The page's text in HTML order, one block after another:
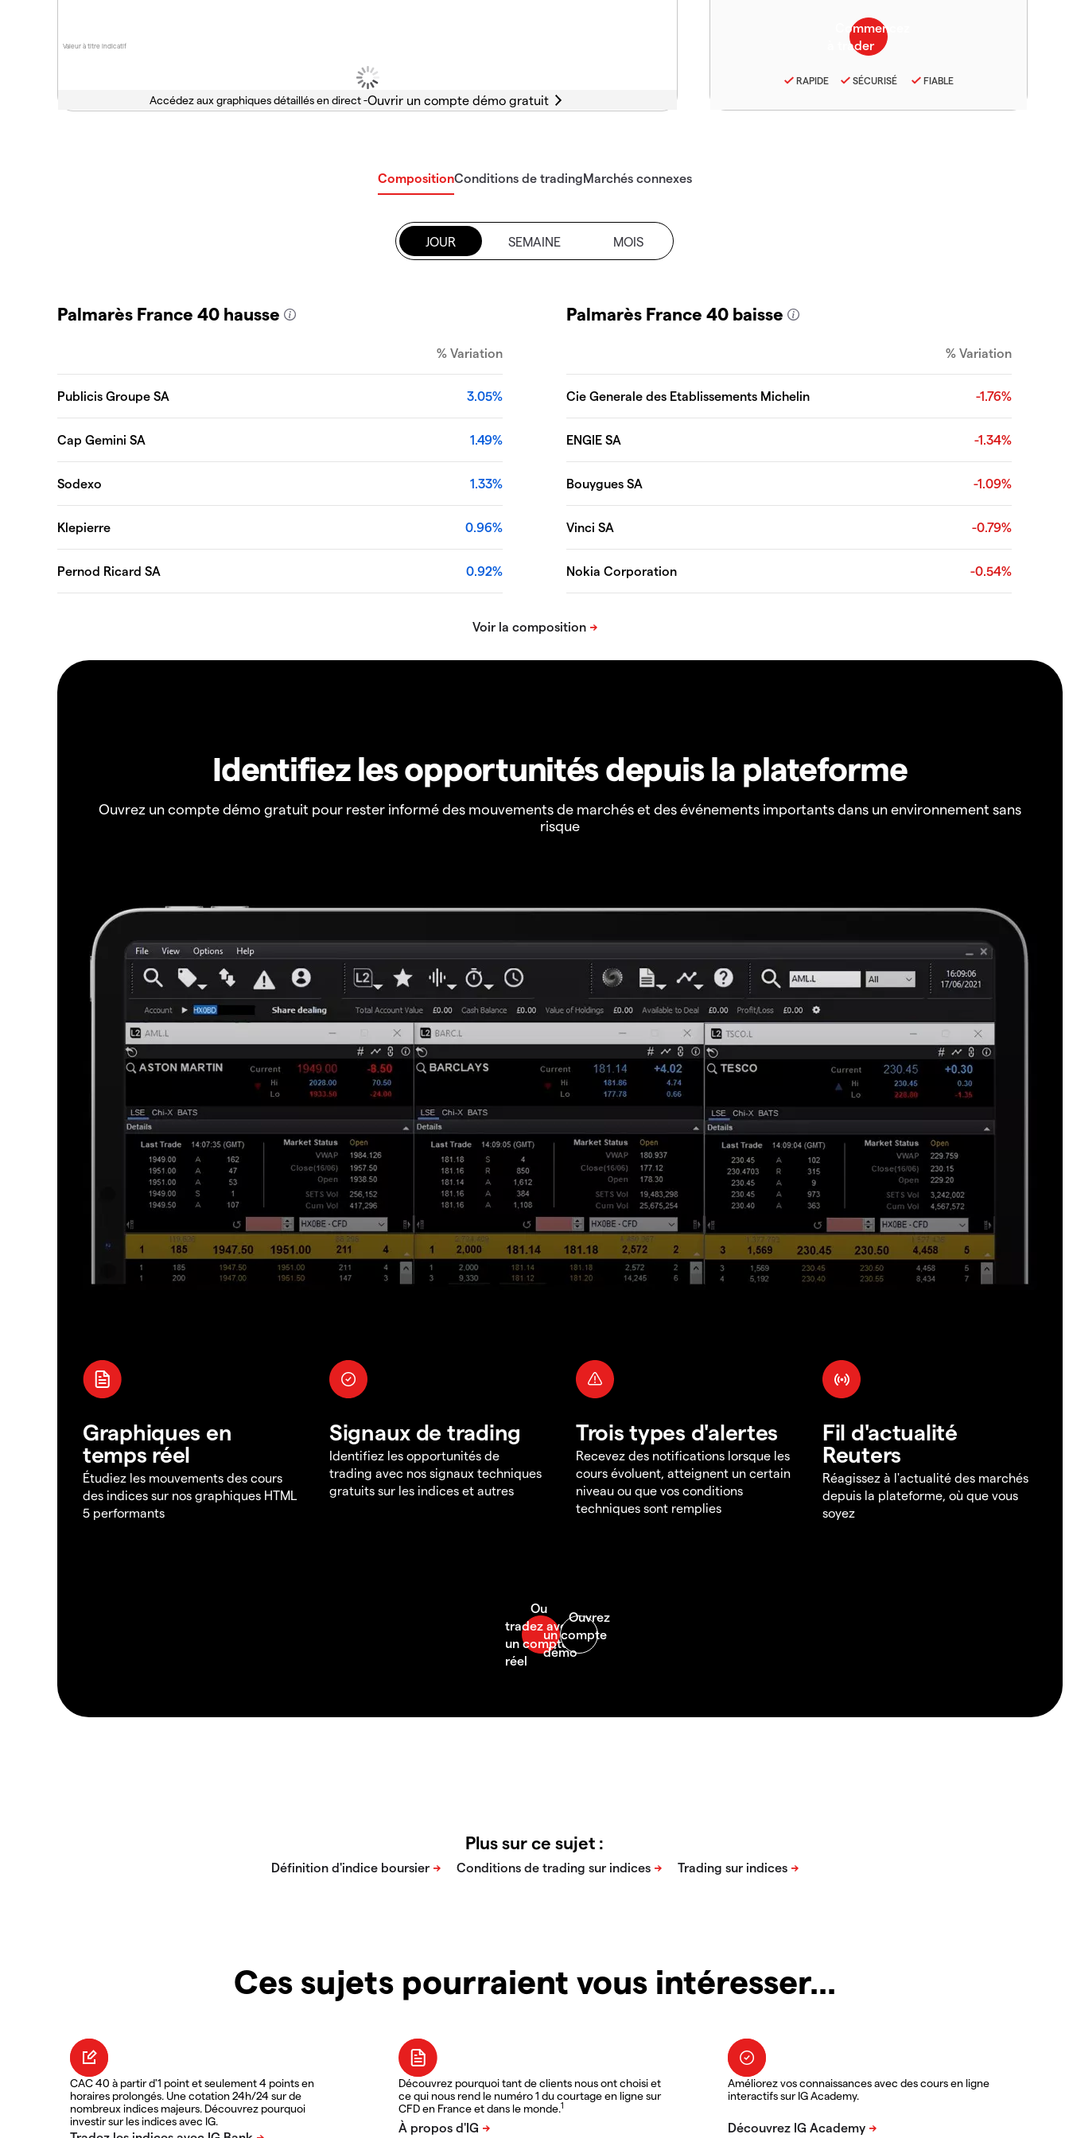
Valeur à titre indicatif
Accédez aux graphiques détaillés en direct -
RAPIDE SÉCURISÉ FIABLE
CompositionConditions de tradingMarchés connexes
JOUR SEMAINE MOIS
Palmarès France 40 hausse Palmarès France 40 baisse
% Variation
Publicis Groupe SA 3.05%
Cap Gemini SA 1.49%
Sodexo 1.33%
Klepierre 0.96%
Pernod Ricard SA 0.92%
% Variation
Cie Generale des Etablissements Michelin -1.76%
ENGIE SA -1.34%
Bouygues SA -1.09%
Vinci SA -0.79%
Nokia Corporation -0.54%
Identifiez les opportunités depuis la plateforme
Ouvrez un compte démo gratuit pour rester informé des mouvements de marchés et des événements importants dans un environnement sans
risque
Graphiques en
temps réel
Étudiez les mouvements des cours
des indices sur nos graphiques HTML
5 performants
Signaux de trading
Identifiez les opportunités de
trading avec nos signaux techniques
gratuits sur les indices et autres
Trois types d'alertes
Recevez des notifications lorsque les
cours évoluent, atteignent un certain
niveau ou que vos conditions
techniques sont remplies
Fil d'actualité
Reuters
Réagissez à l'actualité des marchés
depuis la plateforme, où que vous
soyez
Plus sur ce sujet :
Ces sujets pourraient vous intéresser...
CAC 40 à partir d'1 point et seulement 4 points en
horaires prolongés. Une cotation 24h/24 sur de
nombreux indices majeurs. Découvrez pourquoi
investir sur les indices avec IG.
Découvrez pourquoi tant de clients nous ont choisi et
ce qui nous rend le numéro 1 du courtage en ligne sur
CFD en France et dans le monde.1
Améliorez vos connaissances avec des cours en ligne
interactifs sur IG Academy.